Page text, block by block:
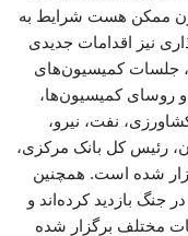
ممکن هست شرایط به
نیز اقدامات جدیدی
جلسات کمیسیون‌های
کمیسیون‌ها،
نفت، نیرو،
رئیس کل بانک مرکزی،
شده است. همچنین
جنگ بازدید کرده‌اند و
مختلف برگزار شده